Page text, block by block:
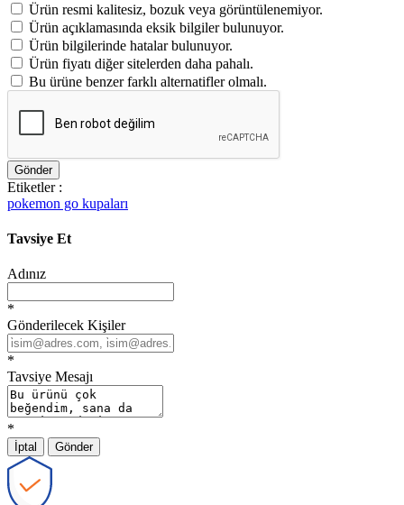
Ürün resmi kalitesiz, bozuk veya görüntülenemiyor.
Ürün açıklamasında eksik bilgiler bulunuyor.
Ürün bilgilerinde hatalar bulunuyor.
Ürün fiyatı diğer sitelerden daha pahalı.
Bu ürüne benzer farklı alternatifler olmalı.
Gönder
Etiketler :
pokemon go kupaları
Tavsiye Et
Adınız
*
Gönderilecek Kişiler
*
Tavsiye Mesajı
*
İptal Gönder